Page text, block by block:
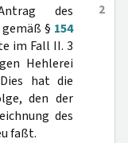
2
des
§ 154
im Fall II. 3
Hehlerei
hat die
den der
des
faßt.